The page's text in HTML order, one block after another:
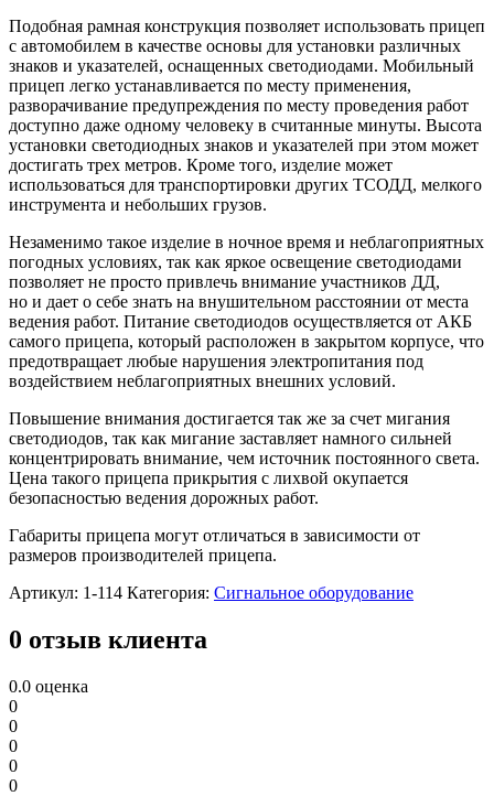
Подобная рамная конструкция позволяет использовать прицеп
с автомобилем в качестве основы для установки различных
знаков и указателей, оснащенных светодиодами. Мобильный
прицеп легко устанавливается по месту применения,
разворачивание предупреждения по месту проведения работ
доступно даже одному человеку в считанные минуты. Высота
установки светодиодных знаков и указателей при этом может
достигать трех метров. Кроме того, изделие может
использоваться для транспортировки других ТСОДД, мелкого
инструмента и небольших грузов.
Незаменимо такое изделие в ночное время и неблагоприятных
погодных условиях, так как яркое освещение светодиодами
позволяет не просто привлечь внимание участников ДД,
но и дает о себе знать на внушительном расстоянии от места
ведения работ. Питание светодиодов осуществляется от АКБ
самого прицепа, который расположен в закрытом корпусе, что
предотвращает любые нарушения электропитания под
воздействием неблагоприятных внешних условий.
Повышение внимания достигается так же за счет мигания
светодиодов, так как мигание заставляет намного сильней
концентрировать внимание, чем источник постоянного света.
Цена такого прицепа прикрытия с лихвой окупается
безопасностью ведения дорожных работ.
Габариты прицепа могут отличаться в зависимости от
размеров производителей прицепа.
Артикул: 1-114 Категория: Сигнальное оборудование
0 отзыв клиента
0.0 оценка
0
0
0
0
0